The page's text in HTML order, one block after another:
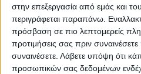
στην επεξεργασία από εμάς και
περιγράφεται παραπάνω.
πρόσβαση σε πιο λεπτομερείς
προτιμήσεις σας πριν
συναινέσετε. Λάβετε υπόψη ότι
προσωπικών σας δεδομένων